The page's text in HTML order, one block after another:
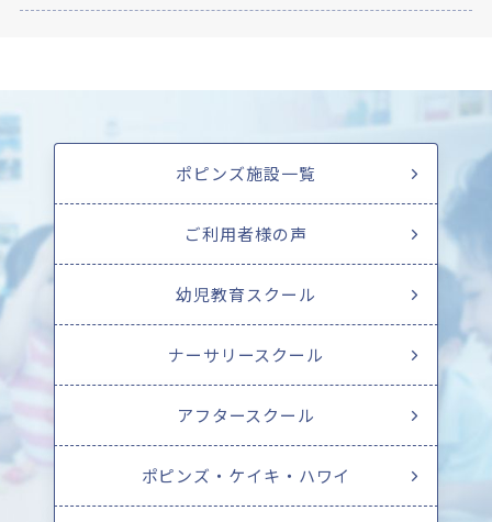
ポピンズ施設一覧
ご利用者様の声
幼児教育スクール
ナーサリースクール
アフタースクール
ポピンズ・ケイキ・ハワイ